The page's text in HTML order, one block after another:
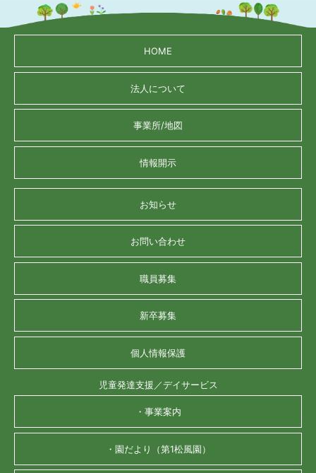
HOME
法人について
事業所/地図
情報開示
お知らせ
お問い合わせ
職員募集
新卒募集
個人情報保護
児童発達支援／デイサービス
・事業案内
・園だより（第1松風園）